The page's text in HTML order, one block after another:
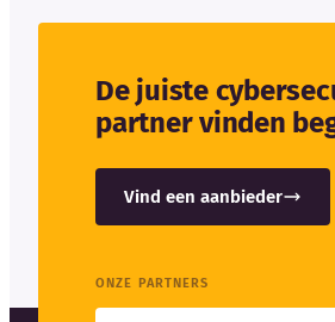
De juiste
partner vinden
Vind een aanbieder
ONZE PARTNERS